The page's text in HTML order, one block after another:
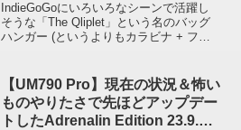
IndieGoGoにいろいろなシーンで活躍し
そうな「The Qliplet」という名のバッグ
ハンガー (というよりもカラビナ + フッ
モノ、実は好きでして過...
【UM790 Pro】現在の状況＆怖い
ものやりたさで先ほどアップデー
トしたAdrenalin Edition 23.9.1